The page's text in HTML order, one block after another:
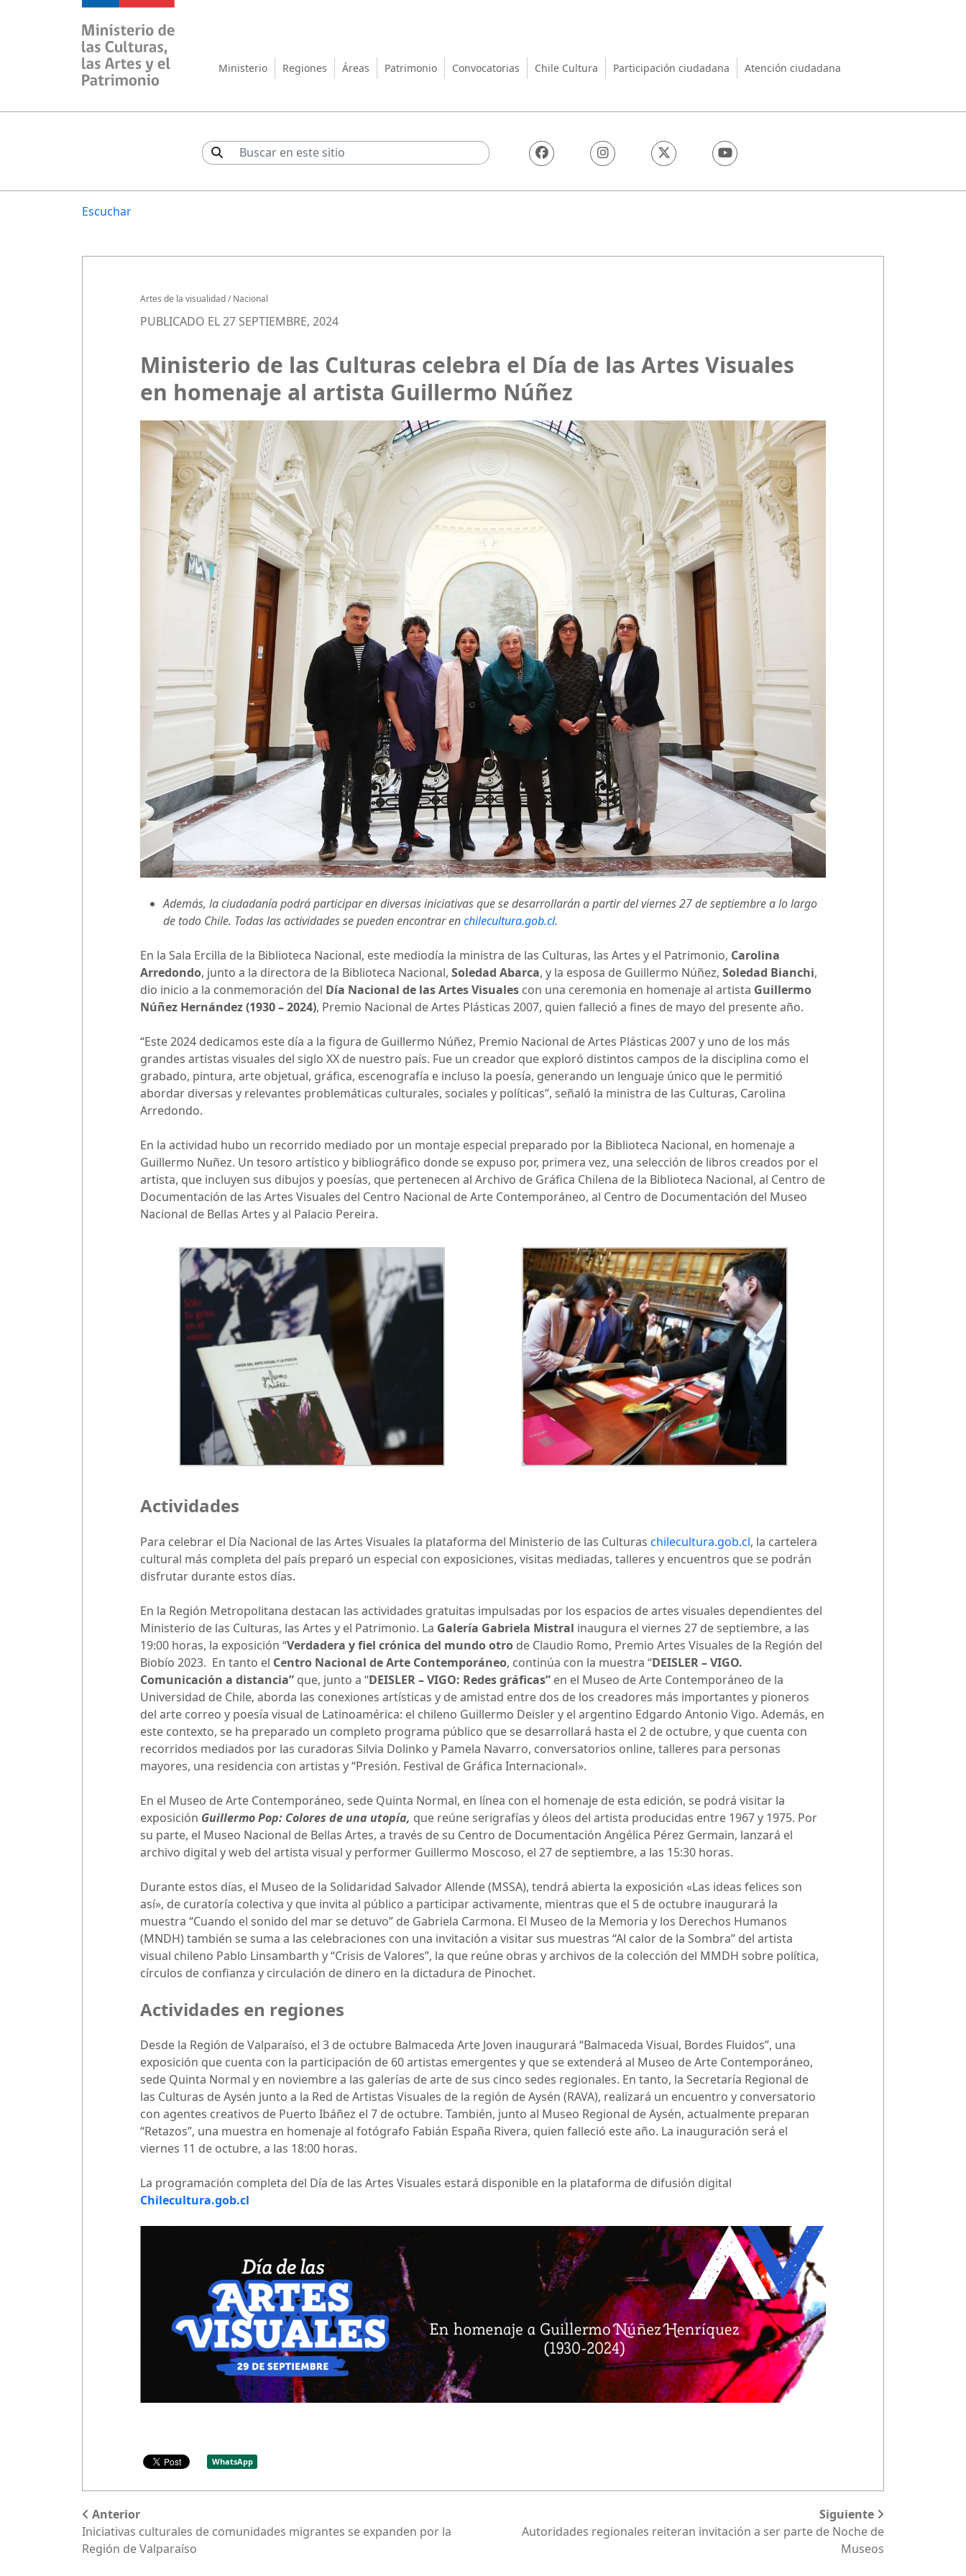
Ministerio de las Culturas, las Artes y el Patrimonio
Ministerio Regiones Áreas Patrimonio Convocatorias Chile Cultura Participación ciudadana Atención ciudadana
Escuchar
Artes de la visualidad/Nacional
PUBLICADO EL 27 SEPTIEMBRE, 2024
Ministerio de las Culturas celebra el Día de las Artes Visuales
en homenaje al artista Guillermo Núñez
Además, la ciudadanía podrá participar en diversas iniciativas que se desarrollarán a partir del viernes 27 de septiembre a lo largo
de todo Chile. Todas las actividades se pueden encontrar enchilecultura.gob.cl.
En la Sala Ercilla de la Biblioteca Nacional, este mediodía la ministra de las Culturas, las Artes y el Patrimonio, Carolina
Arredondo, junto a la directora de la Biblioteca Nacional, Soledad Abarca, y la esposa de Guillermo Núñez, Soledad Bianchi,
dio inicio a la conmemoración del Día Nacional de las Artes Visuales con una ceremonia en homenaje al artista Guillermo
Núñez Hernández (1930 – 2024), Premio Nacional de Artes Plásticas 2007, quien falleció a fines de mayo del presente año.
“Este 2024 dedicamos este día a la figura de Guillermo Núñez, Premio Nacional de Artes Plásticas 2007 y uno de los más
grandes artistas visuales del siglo XX de nuestro país. Fue un creador que exploró distintos campos de la disciplina como el
grabado, pintura, arte objetual, gráfica, escenografía e incluso la poesía, generando un lenguaje único que le permitió
abordar diversas y relevantes problemáticas culturales, sociales y políticas”, señaló la ministra de las Culturas, Carolina
Arredondo.
En la actividad hubo un recorrido mediado por un montaje especial preparado por la Biblioteca Nacional, en homenaje a
Guillermo Nuñez. Un tesoro artístico y bibliográfico donde se expuso por, primera vez, una selección de libros creados por el
artista, que incluyen sus dibujos y poesías, que pertenecen al Archivo de Gráfica Chilena de la Biblioteca Nacional, al Centro de
Documentación de las Artes Visuales del Centro Nacional de Arte Contemporáneo, al Centro de Documentación del Museo
Nacional de Bellas Artes y al Palacio Pereira.
Actividades
Para celebrar el Día Nacional de las Artes Visuales la plataforma del Ministerio de las Culturas chilecultura.gob.cl, la cartelera
cultural más completa del país preparó un especial con exposiciones, visitas mediadas, talleres y encuentros que se podrán
disfrutar durante estos días.
En la Región Metropolitana destacan las actividades gratuitas impulsadas por los espacios de artes visuales dependientes del
Ministerio de las Culturas, las Artes y el Patrimonio. La Galería Gabriela Mistral inaugura el viernes 27 de septiembre, a las
19:00 horas, la exposición “Verdadera y fiel crónica del mundo otro de Claudio Romo, Premio Artes Visuales de la Región del
Biobío 2023. En tanto el Centro Nacional de Arte Contemporáneo, continúa con la muestra “DEISLER – VIGO.
Comunicación a distancia” que, junto a “DEISLER – VIGO: Redes gráficas” en el Museo de Arte Contemporáneo de la
Universidad de Chile, aborda las conexiones artísticas y de amistad entre dos de los creadores más importantes y pioneros
del arte correo y poesía visual de Latinoamérica: el chileno Guillermo Deisler y el argentino Edgardo Antonio Vigo. Además, en
este contexto, se ha preparado un completo programa público que se desarrollará hasta el 2 de octubre, y que cuenta con
recorridos mediados por las curadoras Silvia Dolinko y Pamela Navarro, conversatorios online, talleres para personas
mayores, una residencia con artistas y “Presión. Festival de Gráfica Internacional».
En el Museo de Arte Contemporáneo, sede Quinta Normal, en línea con el homenaje de esta edición, se podrá visitar la
exposición Guillermo Pop: Colores de una utopía, que reúne serigrafías y óleos del artista producidas entre 1967 y 1975. Por
su parte, el Museo Nacional de Bellas Artes, a través de su Centro de Documentación Angélica Pérez Germain, lanzará el
archivo digital y web del artista visual y performer Guillermo Moscoso, el 27 de septiembre, a las 15:30 horas.
Durante estos días, el Museo de la Solidaridad Salvador Allende (MSSA), tendrá abierta la exposición «Las ideas felices son
así», de curatoría colectiva y que invita al público a participar activamente, mientras que el 5 de octubre inaugurará la
muestra “Cuando el sonido del mar se detuvo” de Gabriela Carmona. El Museo de la Memoria y los Derechos Humanos
(MNDH) también se suma a las celebraciones con una invitación a visitar sus muestras “Al calor de la Sombra” del artista
visual chileno Pablo Linsambarth y “Crisis de Valores”, la que reúne obras y archivos de la colección del MMDH sobre política,
círculos de confianza y circulación de dinero en la dictadura de Pinochet.
Actividades en regiones
Desde la Región de Valparaíso, el 3 de octubre Balmaceda Arte Joven inaugurará “Balmaceda Visual, Bordes Fluidos”, una
exposición que cuenta con la participación de 60 artistas emergentes y que se extenderá al Museo de Arte Contemporáneo,
sede Quinta Normal y en noviembre a las galerías de arte de sus cinco sedes regionales. En tanto, la Secretaría Regional de
las Culturas de Aysén junto a la Red de Artistas Visuales de la región de Aysén (RAVA), realizará un encuentro y conversatorio
con agentes creativos de Puerto Ibáñez el 7 de octubre. También, junto al Museo Regional de Aysén, actualmente preparan
“Retazos”, una muestra en homenaje al fotógrafo Fabián España Rivera, quien falleció este año. La inauguración será el
viernes 11 de octubre, a las 18:00 horas.
La programación completa del Día de las Artes Visuales estará disponible en la plataforma de difusión digital
Chilecultura.gob.cl
WhatsApp
Anterior
Iniciativas culturales de comunidades migrantes se expanden por la
Región de Valparaíso
Siguiente
Autoridades regionales reiteran invitación a ser parte de Noche de
Museos